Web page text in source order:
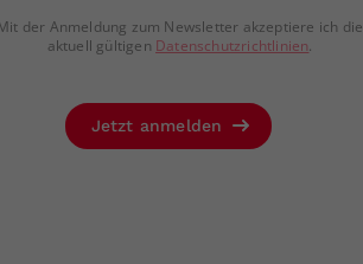
der Anmeldung zum Newsletter akzeptiere ich die
aktuell gültigen Datenschutzrichtlinien.
Jetzt anmelden